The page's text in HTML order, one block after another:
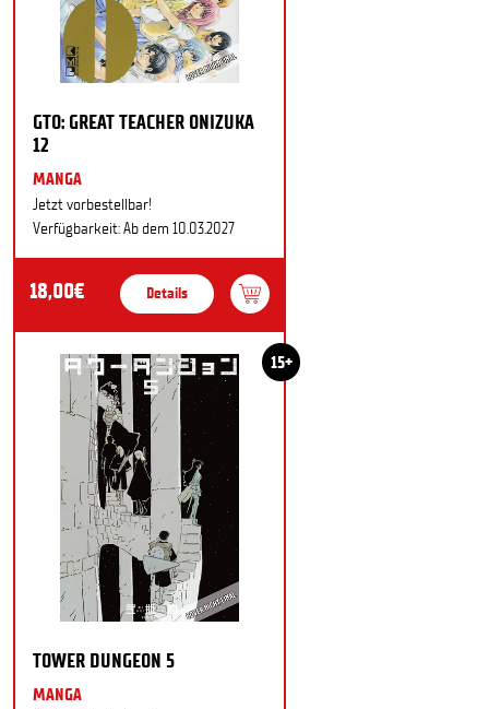
GTO: GREAT TEACHER ONIZUKA
12
MANGA
Jetzt vorbestellbar!
Verfügbarkeit: Ab dem 10.03.2027
18,00€ Details
15+
TOWER DUNGEON 5
MANGA